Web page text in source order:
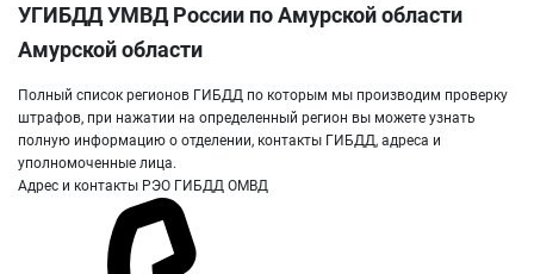
УГИБДД УМВД России по Амурской области
Амурской области
Полный список регионов ГИБДД по которым мы производим проверку
штрафов, при нажатии на определенный регион вы можете узнать
полную информацию о отделении, контакты ГИБДД, адреса и
уполномоченные лица.
Адрес и контакты РЭО ГИБДД ОМВД